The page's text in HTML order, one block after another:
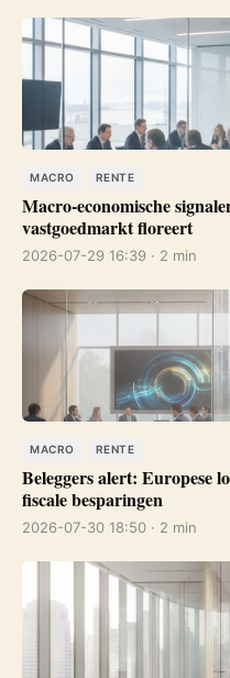
MACRO RENTE
Macro-economische
vastgoedmarkt floreert
2026-07-29 16:39 · 2 min
MACRO RENTE
Beleggers alert: Europese
fiscale besparingen
2026-07-30 18:50 · 2 min